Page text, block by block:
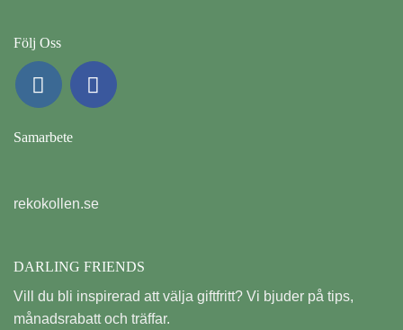
Följ Oss
Samarbete
rekokollen.se
DARLING FRIENDS
Vill du bli inspirerad att välja giftfritt? Vi bjuder på tips,
månadsrabatt och träffar.